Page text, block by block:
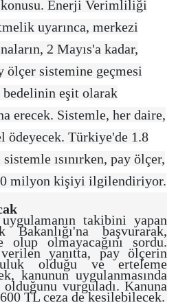
konusu. Enerji Verimliliği
uyarınca, merkezi
2 Mayıs'a kadar,
ölçer sistemine geçmesi
bedelinin eşit olarak
erecek. Sistemle, her daire,
ödeyecek. Türkiye'de 1.8
ısınırken, pay ölçer,
milyon kişiyi ilgilendiriyor.
takibini yapan
başvurarak,
olup olmayacağını sordu.
yanıtta, pay ölçerin
olduğu ve erteleme
kanunun uygulanmasında
vurguladı. Kanuna
TL ceza de kesilebilecek.